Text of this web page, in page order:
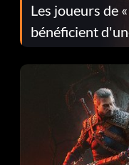
Les joueurs de
bénéficient
corrections